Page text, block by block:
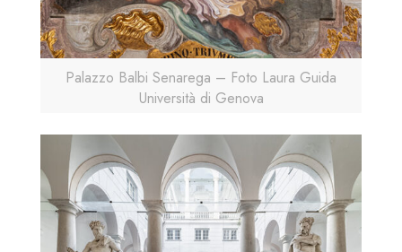
Palazzo Balbi Senarega – Foto Laura Guida
Università di Genova